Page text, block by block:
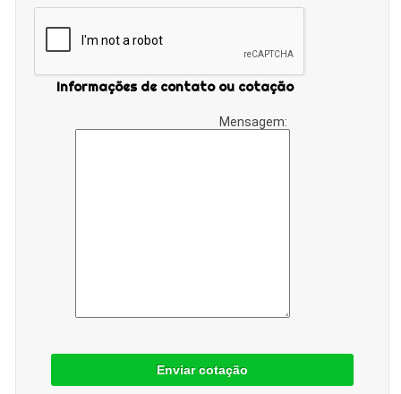
Informações de contato ou cotação
Mensagem:
Enviar cotação